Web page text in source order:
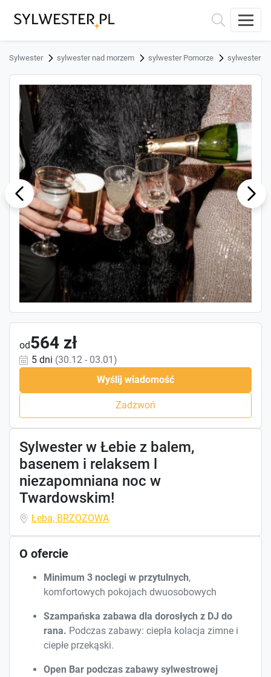
Sylwester sylwester nad morzem sylwester Pomorze sylwester
Previ
ous
Next
od564 zł
5 dni (30.12 - 03.01)
Wyślij wiadomość
Zadzwoń
Sylwester w Łebie z balem,
basenem i relaksem l
niezapomniana noc w
Twardowskim!
Łeba, BRZOZOWA
O ofercie
Minimum 3 noclegi w przytulnych,
komfortowych pokojach dwuosobowych
Szampańska zabawa dla dorosłych z DJ do
rana. Podczas zabawy: ciepła kolacja zimne i
ciepłe przekąski.
Open Bar podczas zabawy sylwestrowej